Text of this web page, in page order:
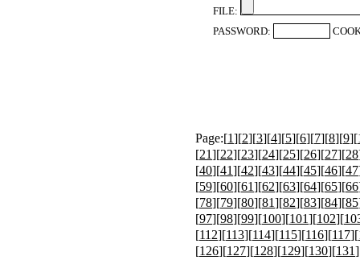
FILE:
PASSWORD:
Page:[1][2][3][4][5][6][7][8][9][
[21][22][23][24][25][26][27][28
[40][41][42][43][44][45][46][47
[59][60][61][62][63][64][65][66
[78][79][80][81][82][83][84][85
[97][98][99][100][101][102][
[112][113][114][115][116][117][
[126][127][128][129][130][131